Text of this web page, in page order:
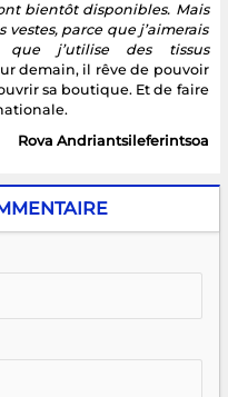
bientôt disponibles. Mais
parce que j’aimerais
j’utilise des tissus
demain, il rêve de pouvoir
sa boutique. Et de faire
Rova Andriantsileferintsoa